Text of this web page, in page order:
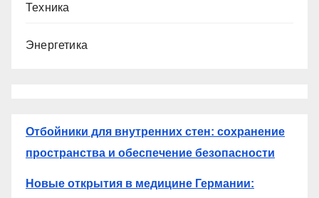
Техника
Энергетика
Отбойники для внутренних стен: сохранение
пространства и обеспечение безопасности
Новые открытия в медицине Германии: